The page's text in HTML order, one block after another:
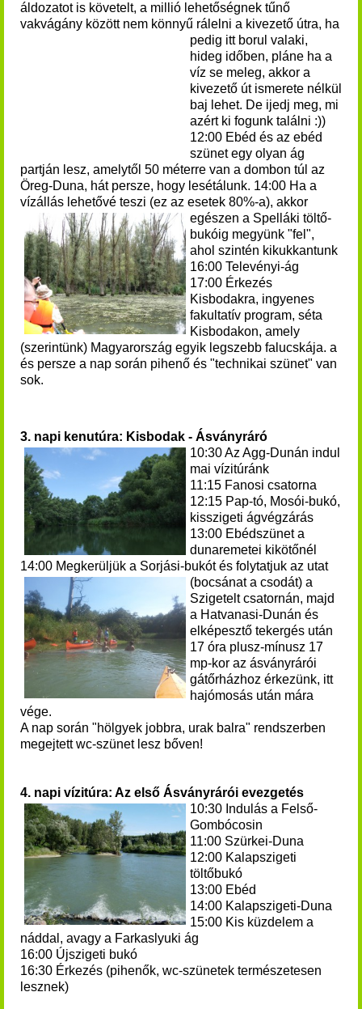
áldozatot is követelt, a millió lehetőségnek tűnő
vakvágány között nem könnyű rálelni a kivezető útra, ha
pedig itt borul valaki,
hideg időben, pláne ha a
víz se meleg, akkor a
kivezető út ismerete nélkül
baj lehet. De ijedj meg, mi
azért ki fogunk találni :))
12:00 Ebéd és az ebéd
szünet egy olyan ág
partján lesz, amelytől 50 méterre van a dombon túl az
Öreg-Duna, hát persze, hogy lesétálunk. 14:00 Ha a
vízállás lehetővé teszi (ez az esetek 80%-a), akkor
egészen a Spelláki töltő-
bukóig megyünk "fel",
ahol szintén kikukkantunk
16:00 Televényi-ág
17:00 Érkezés
Kisbodakra, ingyenes
fakultatív program, séta
Kisbodakon, amely
(szerintünk) Magyarország egyik legszebb falucskája. a
és persze a nap során pihenő és "technikai szünet" van
sok.
3. napi kenutúra: Kisbodak - Ásványráró
10:30 Az Agg-Dunán indul
mai vízitúránk
11:15 Fanosi csatorna
12:15 Pap-tó, Mosói-bukó,
kisszigeti ágvégzárás
13:00 Ebédszünet a
dunaremetei kikötőnél
14:00 Megkerüljük a Sorjási-bukót és folytatjuk az utat
(bocsánat a csodát) a
Szigetelt csatornán, majd
a Hatvanasi-Dunán és
elképesztő tekergés után
17 óra plusz-mínusz 17
mp-kor az ásványrárói
gátőrházhoz érkezünk, itt
hajómosás után mára
vége.
A nap során "hölgyek jobbra, urak balra" rendszerben
megejtett wc-szünet lesz bőven!
4. napi vízitúra: Az első Ásványrárói evezgetés
10:30 Indulás a Felső-
Gombócosin
11:00 Szürkei-Duna
12:00 Kalapszigeti
töltőbukó
13:00 Ebéd
14:00 Kalapszigeti-Duna
15:00 Kis küzdelem a
náddal, avagy a Farkaslyuki ág
16:00 Újszigeti bukó
16:30 Érkezés (pihenők, wc-szünetek természetesen
lesznek)